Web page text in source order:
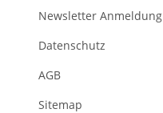
Newsletter Anmeldung
Datenschutz
AGB
Sitemap